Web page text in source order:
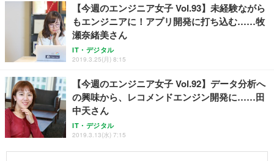
【今週のエンジニア女子 Vol.93】未経験ながら
もエンジニアに！アプリ開発に打ち込む……牧
瀬奈緒美さん
IT・デジタル
2019.3.25(月) 8:15
【今週のエンジニア女子 Vol.92】データ分析へ
の興味から、レコメンドエンジン開発に……田
中天さん
IT・デジタル
2019.3.13(水) 7:15